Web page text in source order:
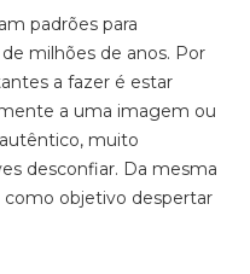
padrões para
milhões de anos. Por
a fazer é estar
a uma imagem ou
muito
desconfiar. Da mesma
objetivo despertar